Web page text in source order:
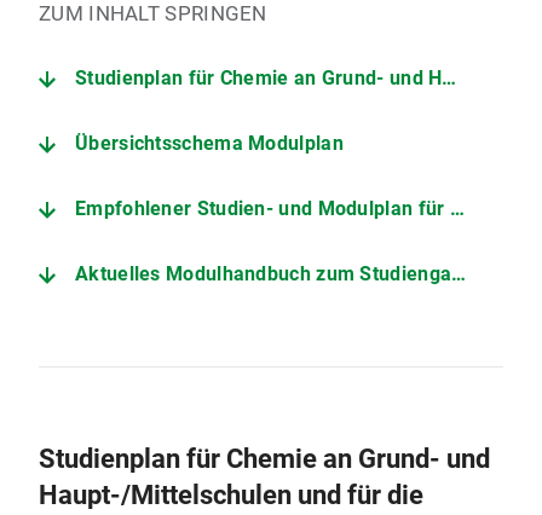
ZUM INHALT SPRINGEN
Studienplan für Chemie an Grund- und Haupt-/Mittelschulen und für die jeweilige Sonderpädagogik als Didaktikfach
Übersichtsschema Modulplan
Empfohlener Studien- und Modulplan für Chemie an Grundschulen und für die jeweilige Sonderpädagogik als Didaktikfach
Aktuelles Modulhandbuch zum Studiengang:
Studienplan für Chemie an Grund- und
Haupt-/Mittelschulen und für die